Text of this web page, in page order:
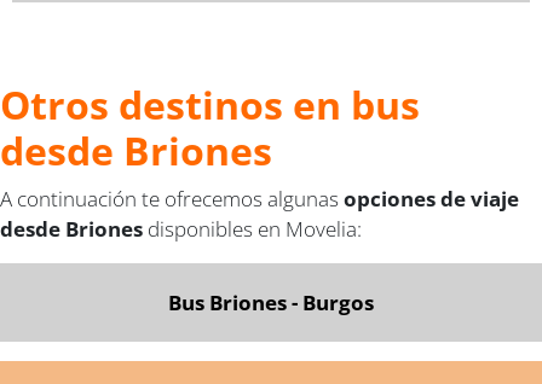
Otros destinos en bus
desde Briones
A continuación te ofrecemos algunas opciones de viaje
desde Briones disponibles en Movelia:
Bus Briones - Burgos